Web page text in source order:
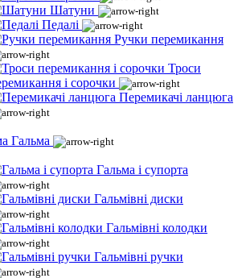
Шатуни
Педалі
Ручки перемикання
Троси
і сорочки
Перемикачі ланцюга
Гальма
Гальма і супорта
Гальмівні диски
Гальмівні колодки
Гальмівні ручки